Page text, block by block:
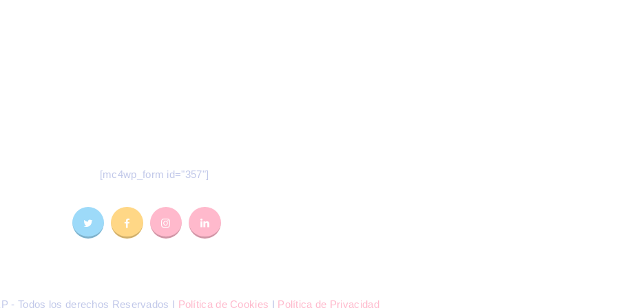
[mc4wp_form id="357"]
- Todos los derechos Reservados I Política de Cookies I Política de Privacidad